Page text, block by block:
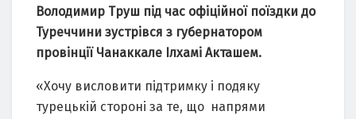
Володимир Труш під час офіційної поїздки до
Туреччини зустрівся з губернатором
провінції Чанаккале Ілхамі Акташем.
«Хочу висловити підтримку і подяку
турецькій стороні за те, що напрями